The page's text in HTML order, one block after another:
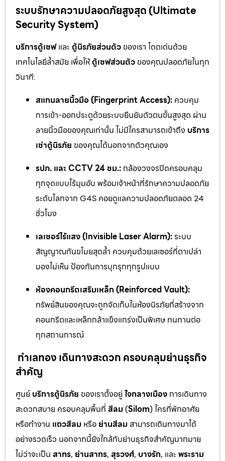
ระบบรักษาความปลอดภัยสูงสุด (Ultimate
Security System)
บริการตู้เซฟและ ตู้นิรภัยส่วนตัว ของเรา โดดเด่นด้วย
เทคโนโลยีล้ำสมัย เพื่อให้ตู้เซฟส่วนตัว ของคุณปลอดภัยในทุก
วินาที:
สแกนลายนิ้วมือ (Fingerprint Access): ควบคุม
การเข้า-ออกประตูด้วยระบบยืนยันตัวตนขั้นสูงสุด ผ่าน
ลายนิ้วมือของคุณเท่านั้น ไม่มีใครสามารถเข้าถึง บริการ
เช่าตู้นิรภัย ของคุณได้นอกจากตัวคุณเอง
รปภ. และ CCTV 24 ชม.: กล้องวงจรปิดครอบคลุม
ทุกจุดแบบไร้มุมอับ พร้อมเจ้าหน้าที่รักษาความปลอดภัย
ระดับโลกจาก G4S คอยดูแลความปลอดภัยตลอด 24
ชั่วโมง
เลเซอร์ไร้แสง (Invisible Laser Alarm):ระบบ
สัญญาณกันขโมยสุดล้ำ ควบคุมด้วยเลเซอร์ที่ตาเปล่า
มองไม่เห็น ป้องกันการบุกรุกทุกรูปแบบ
ห้องคอนกรีตเสริมเหล็ก (Reinforced Vault):
ทรัพย์สินของคุณจะถูกจัดเก็บในห้องนิรภัยที่สร้างจาก
คอนกรีตและเหล็กกล้าแข็งแกร่งเป็นพิเศษ ทนทานต่อ
ทุกสถานการณ์
ทำเลทอง เดินทางสะดวก ครอบคลุมย่านธุรกิจ
สำคัญ
ศูนย์ บริการตู้นิรภัย ของเราตั้งอยู่ ใจกลางเมือง การเดินทาง
สะดวกสบาย ครอบคลุมพื้นที่ สีลม(Silom) ใครที่พักอาศัย
หรือทำงาน แถวสีลม หรือย่านสีลม สามารถเดินทางมาได้
อย่างรวดเร็ว นอกจากนี้ยังใกล้กับย่านธุรกิจสำคัญมากมาย
ไม่ว่าจะเป็น สาทร, ย่านสาทร, สุรวงศ์, บางรัก, และ พระราม